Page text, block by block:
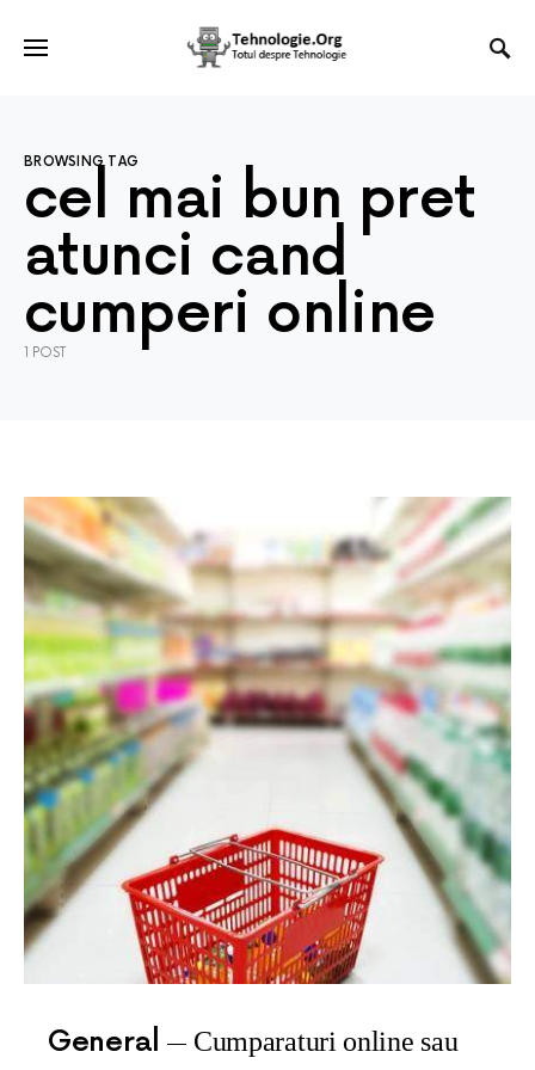
BROWSING TAG
cel mai bun pret
atunci cand
cumperi online
1 POST
General Cumparaturi online sau